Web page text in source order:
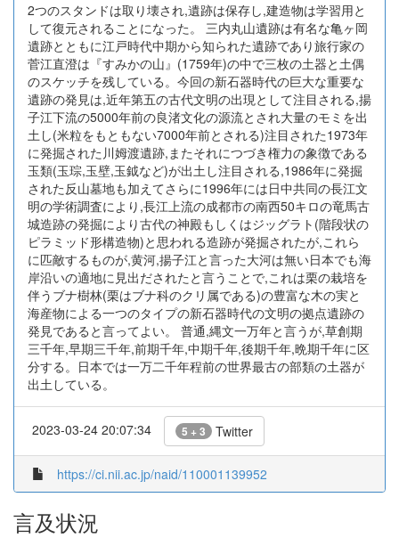
2つのスタンドは取り壊され,遺跡は保存し,建造物は学習用と
して復元されることになった。 三内丸山遺跡は有名な亀ヶ岡
遺跡とともに江戸時代中期から知られた遺跡であり旅行家の
菅江直澄は『すみかの山』(1759年)の中で三枚の土器と土偶
のスケッチを残している。今回の新石器時代の巨大な重要な
遺跡の発見は,近年第五の古代文明の出現として注目される,揚
子江下流の5000年前の良渚文化の源流とされ大量のモミを出
土し(米粒をもともない7000年前とされる)注目された1973年
に発掘された川姆渡遺跡,またそれにつづき権力の象徴である
玉類(玉琮,玉壁,玉鉞など)が出土し注目される,1986年に発掘
された反山墓地も加えてさらに1996年には日中共同の長江文
明の学術調査により,長江上流の成都市の南西50キロの竜馬古
城造跡の発掘により古代の神殿もしくはジッグラト(階段状の
ピラミッド形構造物)と思われる造跡が発掘されたが,これら
に匹敵するものが,黄河,揚子江と言った大河は無い日本でも海
岸沿いの適地に見出だされたと言うことで,これは栗の栽培を
伴うブナ樹林(栗はブナ科のクリ属である)の豊富な木の実と
海産物による一つのタイプの新石器時代の文明の拠点遺跡の
発見であると言ってよい。 普通,縄文一万年と言うが,草創期
三千年,早期三千年,前期千年,中期千年,後期千年,晩期千年に区
分する。日本では一万二千年程前の世界最古の部類の土器が
出土している。
2023-03-24 20:07:34 5 + 3 Twitter
https://ci.nii.ac.jp/naid/110001139952
言及状況